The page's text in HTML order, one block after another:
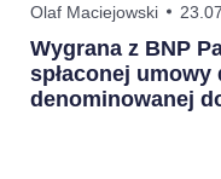
Olaf Maciejowski
Wygrana z BNP
spłaconej
denominowanej